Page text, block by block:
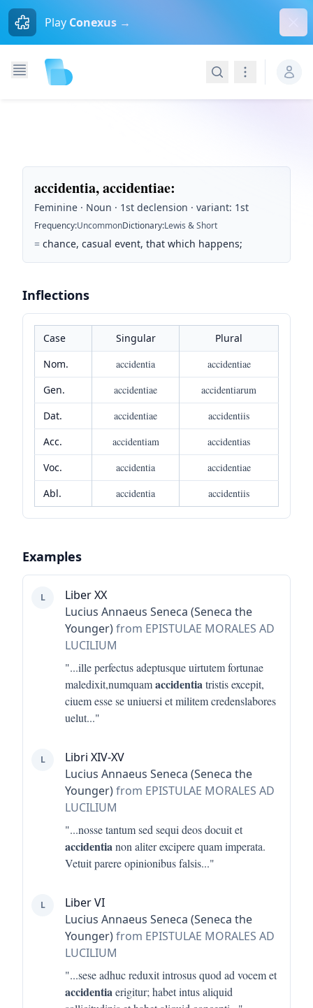
Play Conexus →
SearchNavigation
accidentia, accidentiae:
Feminine · Noun · 1st declension · variant: 1st
Frequency:UncommonDictionary:Lewis & Short
= chance, casual event, that which happens;
Inflections
Case Singular
Plural
Nom.
accidentia
accidentiae
Gen.
accidentiae
accidentiarum
Dat.
accidentiae
accidentiis
Acc.
accidentiam
accidentias
Voc.
accidentia
accidentiae
Abl.
accidentia accidentiis
Examples
L
Liber XX
Lucius Annaeus Seneca (Seneca the
Younger)from EPISTULAE MORALES AD
LUCILIUM
"...ille perfectus adeptusque uirtutem fortunae
maledixit,numquamaccidentia tristis excepit,
ciuem esse se uniuersi et militem credenslabores
uelut..."
L
Libri XIV-XV
Lucius Annaeus Seneca (Seneca the
Younger)from EPISTULAE MORALES AD
LUCILIUM
"...nosse tantum sed sequi deos docuit et
accidentia non aliter excipere quam imperata.
Vetuit parere opinionibus falsis..."
L
Liber VI
Lucius Annaeus Seneca (Seneca the
Younger)from EPISTULAE MORALES AD
LUCILIUM
"...sese adhuc reduxit introsus quod ad vocem et
accidentia erigitur; habet intus aliquid